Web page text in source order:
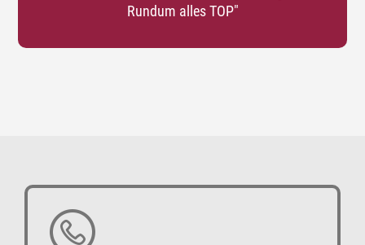
Rundum alles TOP"